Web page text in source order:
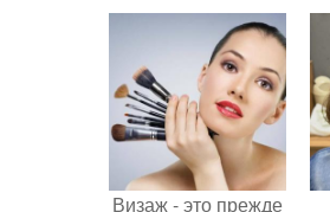
Визаж - это прежде